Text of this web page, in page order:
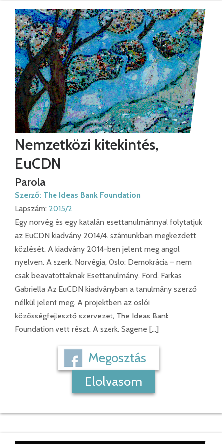
Nemzetközi kitekintés,
EuCDN
Parola
Szerző: The Ideas Bank Foundation
Lapszám: 2015/2
Egy norvég és egy katalán esettanulmánnyal folytatjuk
az EuCDN kiadvány 2014/4. számunkban megkezdett
közlését. A kiadvány 2014-ben jelent meg angol
nyelven. A szerk. Norvégia, Oslo: Demokrácia – nem
csak beavatottaknak Esettanulmány. Ford. Farkas
Gabriella Az EuCDN kiadványban a tanulmány szerző
nélkül jelent meg. A projektben az oslói
közösségfejlesztő szervezet, The Ideas Bank
Foundation vett részt. A szerk. Sagene […]
Megosztás
Elolvasom